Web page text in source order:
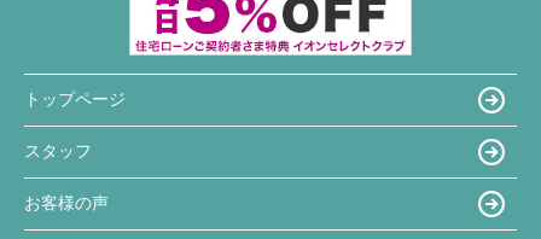
トップページ
スタッフ
お客様の声